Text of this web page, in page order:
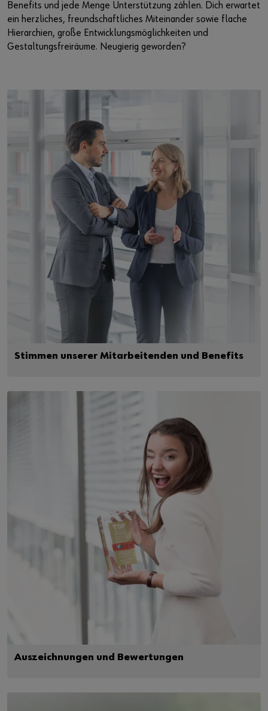
Benefits und jede Menge Unterstützung zählen. Dich erwartet
ein herzliches, freundschaftliches Miteinander sowie flache
Hierarchien, große Entwicklungsmöglichkeiten und
Gestaltungsfreiräume. Neugierig geworden?
Stimmen unserer Mitarbeitenden und Benefits
Auszeichnungen und Bewertungen